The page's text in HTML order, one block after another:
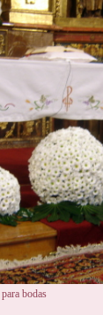
bodas